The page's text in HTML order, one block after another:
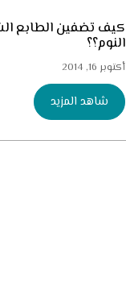
كيف تضفين الطابع
النوم؟؟
أكتوبر 16, 2014
شاهد المزيد